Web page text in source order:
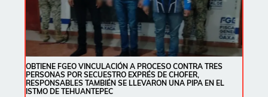
OBTIENE FGEO VINCULACIÓN A PROCESO CONTRA TRES
PERSONAS POR SECUESTRO EXPRÉS DE CHOFER,
RESPONSABLES TAMBIÉN SE LLEVARON UNA PIPA EN EL
ISTMO DE TEHUANTEPEC